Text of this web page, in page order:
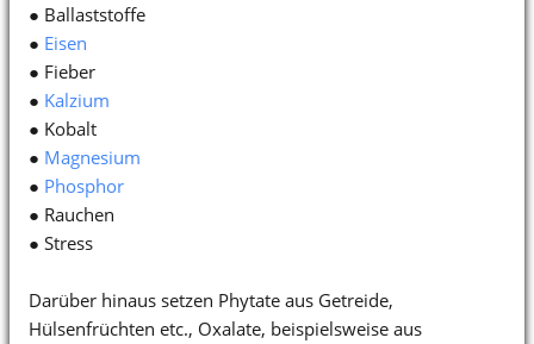
● Ballaststoffe
● Eisen
● Fieber
● Kalzium
● Kobalt
● Magnesium
● Phosphor
● Rauchen
● Stress
Darüber hinaus setzen Phytate aus Getreide,
Hülsenfrüchten etc., Oxalate, beispielsweise aus